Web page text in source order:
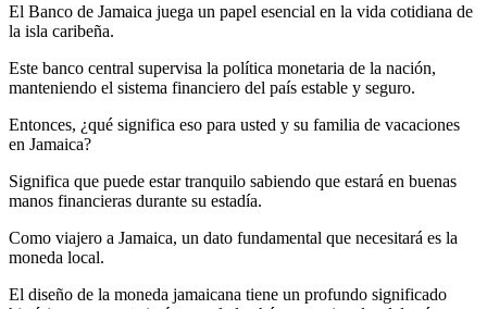
El Banco de Jamaica juega un papel esencial en la vida cotidiana de
la isla caribeña.
Este banco central supervisa la política monetaria de la nación,
manteniendo el sistema financiero del país estable y seguro.
Entonces, ¿qué significa eso para usted y su familia de vacaciones
en Jamaica?
Significa que puede estar tranquilo sabiendo que estará en buenas
manos financieras durante su estadía.
Como viajero a Jamaica, un dato fundamental que necesitará es la
moneda local.
El diseño de la moneda jamaicana tiene un profundo significado